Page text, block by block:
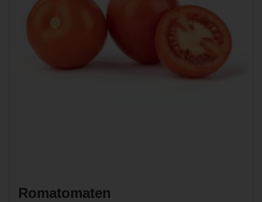
Romatomaten